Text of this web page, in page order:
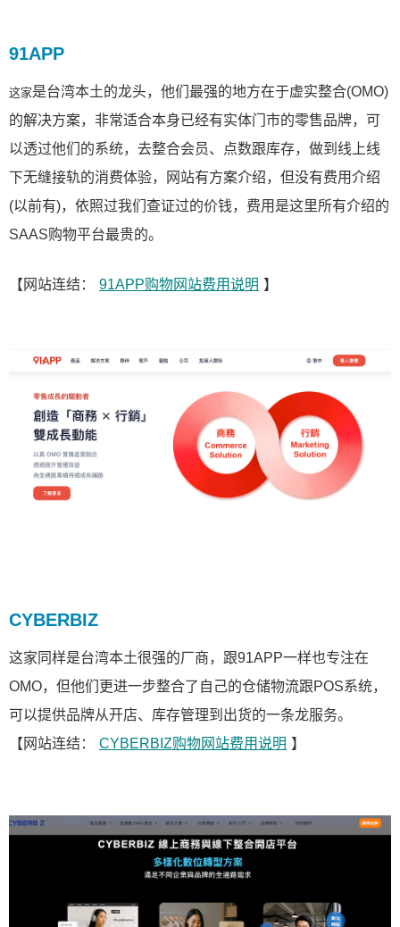
91APP
这家是台湾本土的龙头，他们最强的地方在于虚实整合(OMO)
的解决方案，非常适合本身已经有实体门市的零售品牌，可
以透过他们的系统，去整合会员、点数跟库存，做到线上线
下无缝接轨的消费体验，网站有方案介绍，但没有费用介绍
(以前有)，依照过我们查证过的价钱，费用是这里所有介绍的
SAAS购物平台最贵的。
【网站连结： 91APP购物网站费用说明 】
CYBERBIZ
这家同样是台湾本土很强的厂商，跟91APP一样也专注在
OMO，但他们更进一步整合了自己的仓储物流跟POS系统，
可以提供品牌从开店、库存管理到出货的一条龙服务。
【网站连结：
CYBERBIZ购物网站费用说明 】